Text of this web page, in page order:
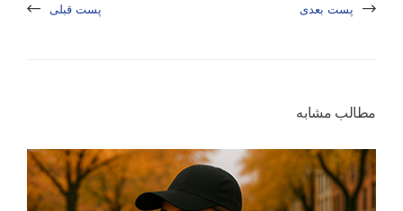
پست قبلی پست بعدی
مطالب مشابه